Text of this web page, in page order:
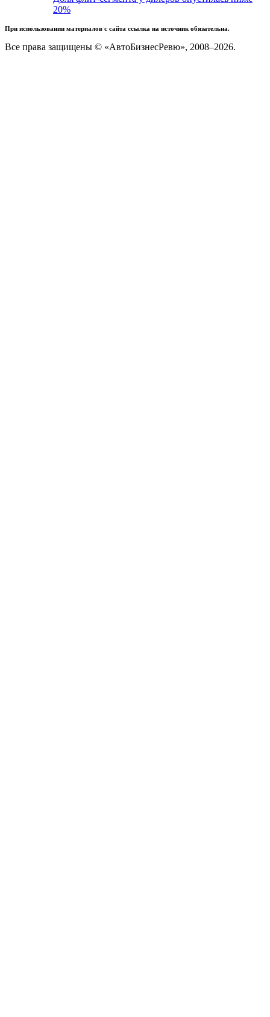
20%
При использовании материалов с сайта ссылка на источник обязательна.
Все права защищены © «АвтоБизнесРевю», 2008–2026.